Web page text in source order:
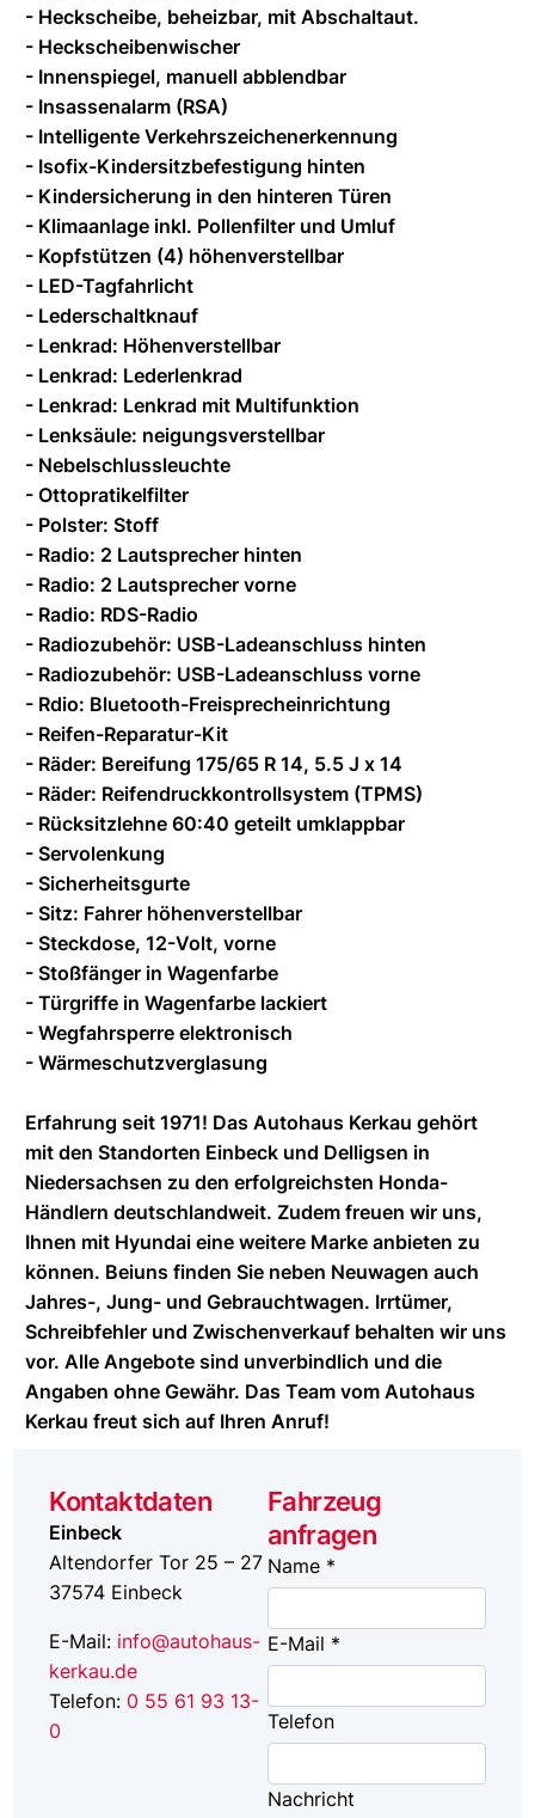
- Heckscheibe, beheizbar, mit Abschaltaut.
- Heckscheibenwischer
- Innenspiegel, manuell abblendbar
- Insassenalarm (RSA)
- Intelligente Verkehrszeichenerkennung
- Isofix-Kindersitzbefestigung hinten
- Kindersicherung in den hinteren Türen
- Klimaanlage inkl. Pollenfilter und Umluf
- Kopfstützen (4) höhenverstellbar
- LED-Tagfahrlicht
- Lederschaltknauf
- Lenkrad: Höhenverstellbar
- Lenkrad: Lederlenkrad
- Lenkrad: Lenkrad mit Multifunktion
- Lenksäule: neigungsverstellbar
- Nebelschlussleuchte
- Ottopratikelfilter
- Polster: Stoff
- Radio: 2 Lautsprecher hinten
- Radio: 2 Lautsprecher vorne
- Radio: RDS-Radio
- Radiozubehör: USB-Ladeanschluss hinten
- Radiozubehör: USB-Ladeanschluss vorne
- Rdio: Bluetooth-Freisprecheinrichtung
- Reifen-Reparatur-Kit
- Räder: Bereifung 175/65 R 14, 5.5 J x 14
- Räder: Reifendruckkontrollsystem (TPMS)
- Rücksitzlehne 60:40 geteilt umklappbar
- Servolenkung
- Sicherheitsgurte
- Sitz: Fahrer höhenverstellbar
- Steckdose, 12-Volt, vorne
- Stoßfänger in Wagenfarbe
- Türgriffe in Wagenfarbe lackiert
- Wegfahrsperre elektronisch
- Wärmeschutzverglasung
Erfahrung seit 1971! Das Autohaus Kerkau gehört
mit den Standorten Einbeck und Delligsen in
Niedersachsen zu den erfolgreichsten Honda-
Händlern deutschlandweit. Zudem freuen wir uns,
Ihnen mit Hyundai eine weitere Marke anbieten zu
können. Beiuns finden Sie neben Neuwagen auch
Jahres-, Jung- und Gebrauchtwagen. Irrtümer,
Schreibfehler und Zwischenverkauf behalten wir uns
vor. Alle Angebote sind unverbindlich und die
Angaben ohne Gewähr. Das Team vom Autohaus
Kerkau freut sich auf Ihren Anruf!
Kontaktdaten
Einbeck
Altendorfer Tor 25 – 27
37574 Einbeck
E-Mail: info@autohaus-
kerkau.de
Telefon: 0 55 61 93 13-
0
Fahrzeug
anfragen
Name *
E-Mail *
Telefon
Nachricht